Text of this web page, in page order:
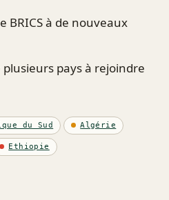
BRICS à de nouveaux
pays à rejoindre
du Sud Algérie
Ethiopie